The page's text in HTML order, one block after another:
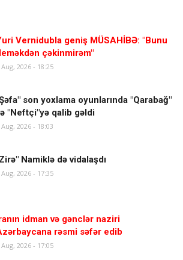
Vernidubla geniş MÜSAHİBƏ: "Bunu
çəkinmirəm"
Aug, 2026 - 18:25
son yoxlama oyunlarında "Qarabağ"
"Neftçi"yə qalib gəldi
Aug, 2026 - 18:03
Namiklə də vidalaşdı
Aug, 2026 - 17:35
idman və gənclər naziri
rəsmi səfər edib
Aug, 2026 - 17:05